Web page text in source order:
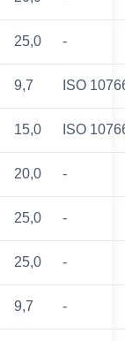
25,0 -
9,7 ISO
15,0 ISO
20,0 -
25,0 -
25,0 -
9,7 -